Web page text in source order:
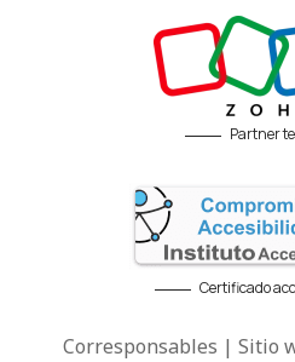
Partner
Certificado
Corresponsables | Sitio